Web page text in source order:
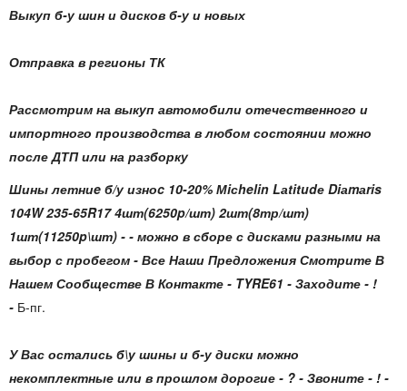
Выкуп б-у шин и дисков б-у и новых
Отправка в регионы ТК
Рассмотрим на выкуп автомобили отечественного и
импортного производства в любом состоянии можно
после ДТП или на разборку
Шины летниe б/у изноc 10-20% Мiсhelin Lаtitudе Diаmаris
104W 235-65R17 4шт(6250p/шт) 2шт(8тр/шт)
1шт(11250p\шт) - - можно в сборе с дисками разными на
выбор с пробегом - Все Наши Предложения Смотрите В
Нашем Сообществе В Контакте - TYRE61 - Заходите - !
- Б-пг.
У Вас остались б\у шины и б-у диски можно
некомплектные или в прошлом дорогие - ? - Звоните - ! -